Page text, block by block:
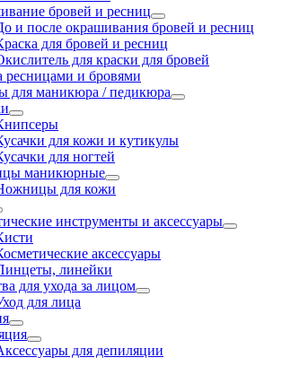
бровей и ресниц
и после окрашивания бровей и ресниц
для бровей и ресниц
для краски для бровей
ресницами и бровями
для маникюра / педикюра
для кожи и кутикулы
для ногтей
маникюрные
для кожи
инструменты и аксессуары
аксессуары
линейки
для ухода за лицом
для лица
для депиляции